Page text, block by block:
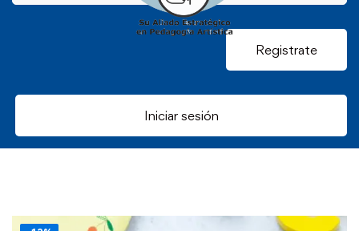
Registrate
Iniciar sesión